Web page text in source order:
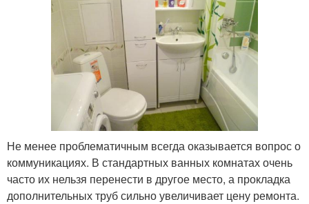
Не менее проблематичным всегда оказывается вопрос о
коммуникациях. В стандартных ванных комнатах очень
часто их нельзя перенести в другое место, а прокладка
дополнительных труб сильно увеличивает цену ремонта.